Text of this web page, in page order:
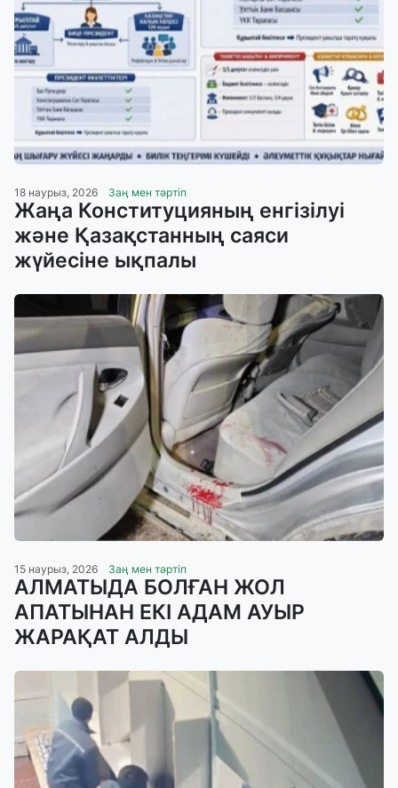
18 наурыз, 2026 Заң мен тәртіп
Жаңа Конституцияның енгізілуі
және Қазақстанның саяси
жүйесіне ықпалы
15 наурыз, 2026 Заң мен тәртіп
АЛМАТЫДА БОЛҒАН ЖОЛ
АПАТЫНАН ЕКІ АДАМ АУЫР
ЖАРАҚАТ АЛДЫ